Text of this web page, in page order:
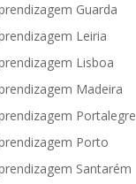
Guarda
Leiria
Lisboa
Madeira
Portalegre
Porto
Santarém